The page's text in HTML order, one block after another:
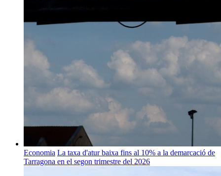
Economia La taxa d'atur baixa fins al 10% a la demarcació de
Tarragona en el segon trimestre del 2026